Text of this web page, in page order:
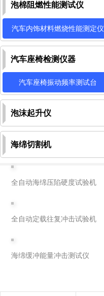
泡棉阻燃性能测试仪
汽车内饰材料燃烧性能测定仪
汽车座椅检测仪器
汽车座椅振动频率测试台
泡沫起升仪
海绵切割机
全自动海绵压陷硬度试验机
全自动定载往复冲击试验机
海绵缓冲能量冲击测试仪